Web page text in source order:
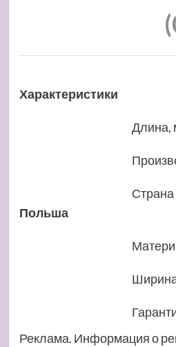
Характеристики
Длина,
Польша
Реклама. Информация о